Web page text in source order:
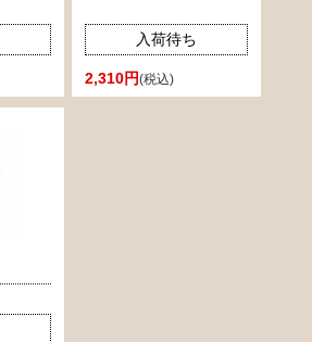
入荷待ち
2,310円(税込)